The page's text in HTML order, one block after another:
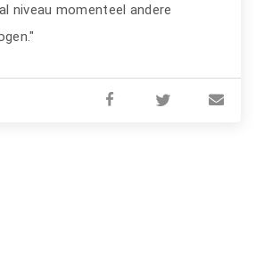
niveau momenteel andere